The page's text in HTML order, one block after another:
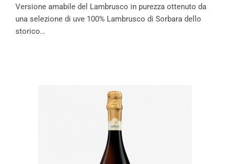
Versione amabile del Lambrusco in purezza ottenuto da
una selezione di uve 100% Lambrusco di Sorbara dello
storico…